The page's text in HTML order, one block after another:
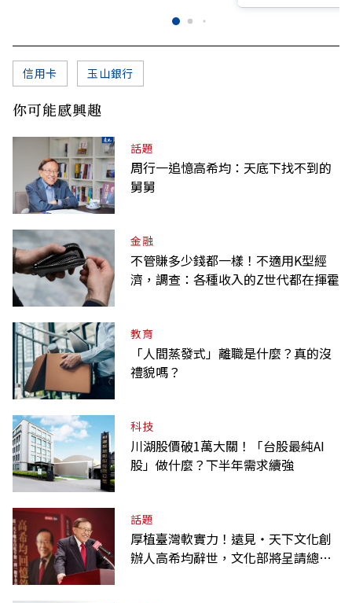
信用卡 玉山銀行
你可能感興趣
話題
周行一追憶高希均：天底下找不到的
舅舅
金融
不管賺多少錢都一樣！不適用K型經
濟，調查：各種收入的Z世代都在揮霍
教育
「人間蒸發式」離職是什麼？真的沒
禮貌嗎？
科技
川湖股價破1萬大關！「台股最純AI
股」做什麼？下半年需求續強
話題
厚植臺灣軟實力！遠見‧天下文化創
辦人高希均辭世，文化部將呈請總統